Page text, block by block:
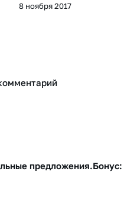
8 ноября 2017
предложения.Бонус: